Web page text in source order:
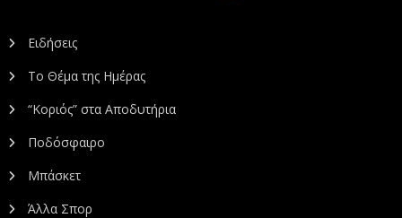
Ειδήσεις
Το Θέμα της Ημέρας
“Κοριός” στα Αποδυτήρια
Ποδόσφαιρο
Μπάσκετ
Άλλα Σπορ